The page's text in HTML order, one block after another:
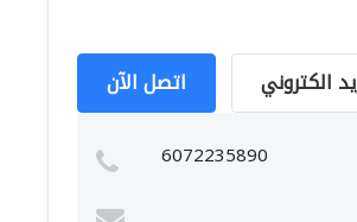
اتصل الآن الكتروني
6072235890